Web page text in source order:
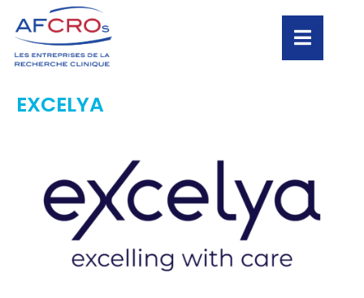
EXCELYA